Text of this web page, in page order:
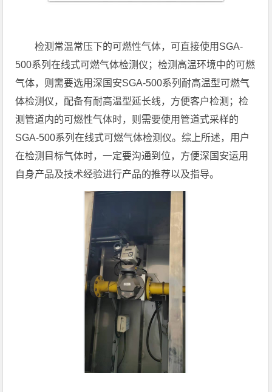
检测常温常压下的可燃性气体，可直接使用SGA-
500系列在线式可燃气体检测仪；检测高温环境中的可燃
气体，则需要选用深国安SGA-500系列耐高温型可燃气
体检测仪，配备有耐高温型延长线，方便客户检测；检
测管道内的可燃性气体时，则需要使用管道式采样的
SGA-500系列在线式可燃气体检测仪。综上所述，用户
在检测目标气体时，一定要沟通到位，方便深国安运用
自身产品及技术经验进行产品的推荐以及指导。